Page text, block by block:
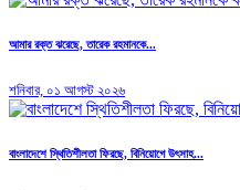
আমার রক্ত ঝরেছে, তারেক রহমানকে...
শনিবার, ০১ আগস্ট ২০২৬
বাংলাদেশে স্থিতিশীলতা ফিরছে, বিনিয়োগে উৎসাহ...